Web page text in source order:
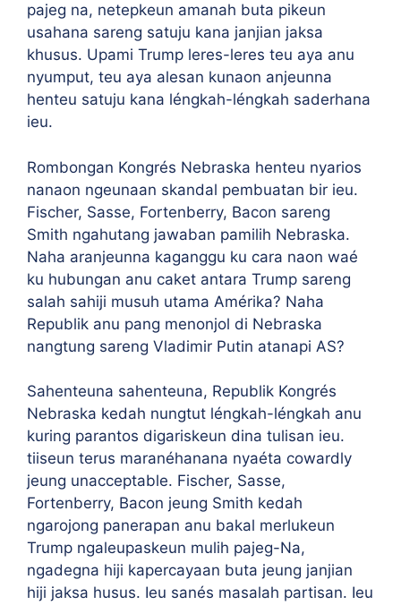
pajeg na, netepkeun amanah buta pikeun
usahana sareng satuju kana janjian jaksa
khusus. Upami Trump leres-leres teu aya anu
nyumput, teu aya alesan kunaon anjeunna
henteu satuju kana léngkah-léngkah saderhana
ieu.
Rombongan Kongrés Nebraska henteu nyarios
nanaon ngeunaan skandal pembuatan bir ieu.
Fischer, Sasse, Fortenberry, Bacon sareng
Smith ngahutang jawaban pamilih Nebraska.
Naha aranjeunna kaganggu ku cara naon waé
ku hubungan anu caket antara Trump sareng
salah sahiji musuh utama Amérika? Naha
Republik anu pang menonjol di Nebraska
nangtung sareng Vladimir Putin atanapi AS?
Sahenteuna sahenteuna, Republik Kongrés
Nebraska kedah nungtut léngkah-léngkah anu
kuring parantos digariskeun dina tulisan ieu.
tiiseun terus maranéhanana nyaéta cowardly
jeung unacceptable. Fischer, Sasse,
Fortenberry, Bacon jeung Smith kedah
ngarojong panerapan anu bakal merlukeun
Trump ngaleupaskeun mulih pajeg-Na,
ngadegna hiji kapercayaan buta jeung janjian
hiji jaksa husus. Ieu sanés masalah partisan. Ieu